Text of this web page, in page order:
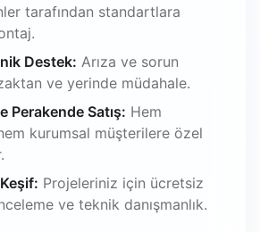
tarafından standartlara
Destek: Arıza ve sorun
ve yerinde müdahale.
Perakende Satış: Hem
kurumsal müşterilere özel
Projeleriniz için ücretsiz
ve teknik danışmanlık.